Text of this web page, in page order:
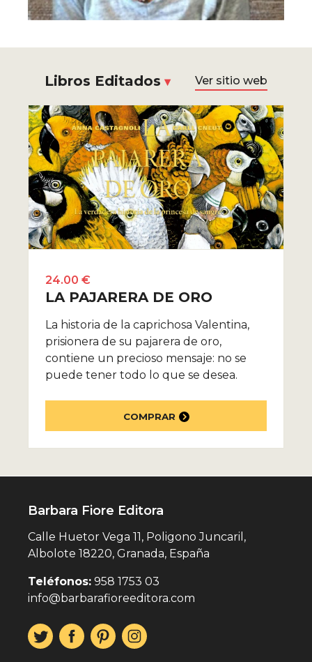
Libros Editados Ver sitio web
24.00 €
LA PAJARERA DE ORO
La historia de la caprichosa Valentina,
prisionera de su pajarera de oro,
contiene un precioso mensaje: no se
puede tener todo lo que se desea.
COMPRAR
Barbara Fiore Editora
Calle Huetor Vega 11, Poligono Juncaril,
Albolote 18220, Granada, España
Teléfonos: 958 1753 03
info@barbarafioreeditora.com